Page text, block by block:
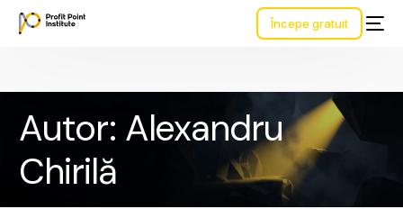
Începe gratuit
Autor: Alexandru
Chirilă